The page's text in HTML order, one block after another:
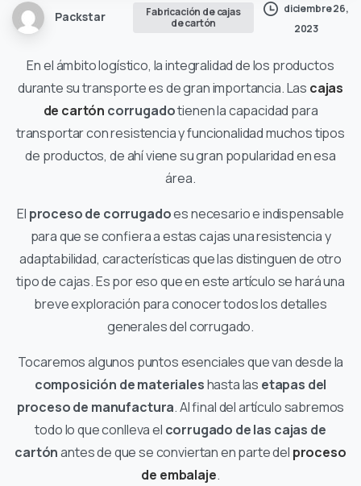
Packstar
Fabricación de cajas
de cartón
diciembre 26,
2023
En el ámbito logístico, la integralidad de los productos
durante su transporte es de gran importancia. Las cajas
de cartón corrugadotienen la capacidad para
transportar con resistencia y funcionalidad muchos tipos
de productos, de ahí viene su gran popularidad en esa
área.
El proceso de corrugadoes necesario e indispensable
para que se confiera a estas cajas una resistencia y
adaptabilidad, características que las distinguen de otro
tipo de cajas. Es por eso que en este artículo se hará una
breve exploración para conocer todos los detalles
generales del corrugado.
Tocaremos algunos puntos esenciales que van desde la
composición de materialeshasta las etapas del
proceso de manufactura. Al final del artículo sabremos
todo lo que conlleva el corrugado de las cajas de
cartónantes de que se conviertan en parte del proceso
de embalaje.